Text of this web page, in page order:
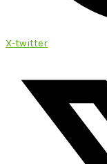
X-twitter